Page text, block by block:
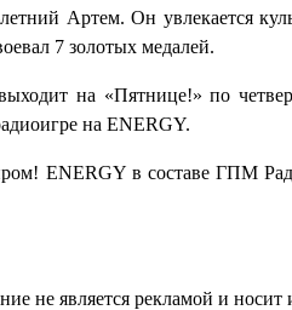
Артем. Он увлекается
7 золотых медалей.
на «Пятнице!» по
на ENERGY.
ENERGY в составе ГПМ
не является рекламой и